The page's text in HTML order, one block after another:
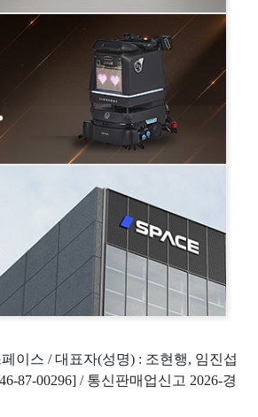
이스 / 대표자(성명) : 조현행, 임진섭
87-00296] / 통신판매업신고 2026-경